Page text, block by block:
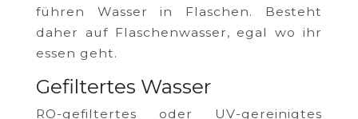
führen Wasser in Flaschen. Besteht
daher auf Flaschenwasser, egal wo ihr
essen geht.
Gefiltertes Wasser
RO-gefiltertes oder UV-gereinigtes